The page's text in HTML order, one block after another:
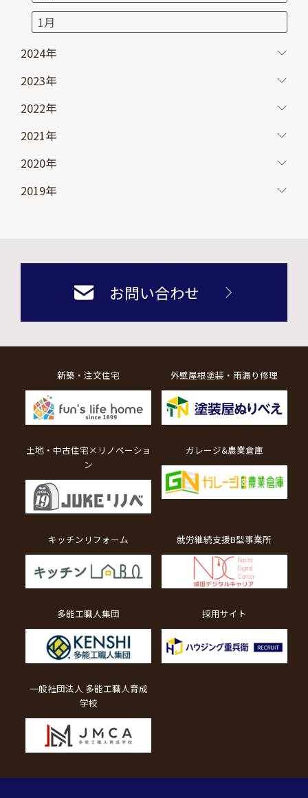
1月
2024年
2023年
2022年
2021年
2020年
2019年
お問い合わせ
新築・注文住宅 外壁屋根塗装・雨漏り修理
土地・中古住宅×リノベーショ
ン
ガレージ&農業倉庫
キッチンリフォーム 就労継続支援B型事業所
多能工職人集団 採用サイト
一般社団法人 多能工職人育成
学校